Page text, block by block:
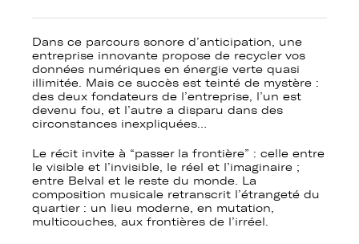
Dans ce parcours sonore d’anticipation, une
entreprise innovante propose de recycler vos
données numériques en énergie verte quasi
illimitée. Mais ce succès est teinté de mystère :
des deux fondateurs de l’entreprise, l’un est
devenu fou, et l’autre a disparu dans des
circonstances inexpliquées…
Le récit invite à “passer la frontière” : celle entre
le visible et l’invisible, le réel et l’imaginaire ;
entre Belval et le reste du monde. La
composition musicale retranscrit l’étrangeté du
quartier : un lieu moderne, en mutation,
multicouches, aux frontières de l’irréel.